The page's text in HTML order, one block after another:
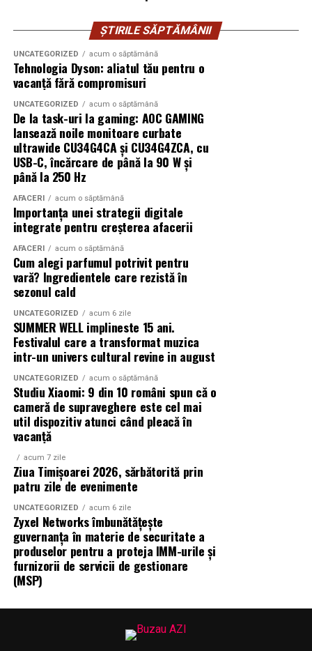
„Rezultatele acestei inițiative arată cât de importantă
este colaborarea dintre autorități, mediul privat și
industria ospitalității în promovarea unei destinații. Prin
astfel de parteneriate, putem construi o imagine
coerentă și atractivă a Banatului și putem aduce
regiunea mai aproape de publicul european”, a mai
adăugat Corina Macri.
Acest proiect face parte din strategia amplă de
promovare europeană a județului Timiș și a regiunii
Banat, dezvoltată printr-un parteneriat solid între
autorități și mediul privat. Prin colaborarea dintre
Consiliul Județean Timiș și mediul de afaceri local,
regiunea își consolidează poziția pe harta europeană și
își întărește conexiunile cu spațiul germanic, unul dintre
cele mai importante centre economice și turistice ale
Europei.
Despre HORETIM
HORETIM este organizația reprezentativă a industriei
susținerea, dezvoltarea și promovarea sectorului HoReCa
la nivel regional și național. Reunește operatori din
domeniul hotelier, al restaurantelor, cafenelelor și
serviciilor turistice, contribuind la consolidarea unui
sector competitiv și la promovarea județului Timiș ca
destinație atractivă pentru turism și investiții. HORETIM
este membră a Federației Patronatelor din Industria
Ospitalității din România (FPIOR) și reprezentantă a
IMM România în Timiș, fiind o organizație matură și
implicată, partener al autorităților locale în promovarea
imaginii Banatului peste hotare.
Despre FPIOR
România (FPIOR) este organizația patronală
ȘTIRILE SĂPTĂMÂNII
UNCATEGORIZED acum o săptămână
Tehnologia Dyson: aliatul tău pentru o
vacanță fără compromisuri
UNCATEGORIZED acum o săptămână
De la task-uri la gaming: AOC GAMING
lansează noile monitoare curbate
ultrawide CU34G4CA și CU34G4ZCA, cu
USB-C, încărcare de până la 90 W și
până la 250 Hz
AFACERI acum o săptămână
Importanța unei strategii digitale
integrate pentru creșterea afacerii
AFACERI acum o săptămână
Cum alegi parfumul potrivit pentru
vară? Ingredientele care rezistă în
sezonul cald
UNCATEGORIZED acum 6 zile
SUMMER WELL implineste 15 ani.
Festivalul care a transformat muzica
intr-un univers cultural revine in august
UNCATEGORIZED acum o săptămână
Studiu Xiaomi: 9 din 10 români spun că o
cameră de supraveghere este cel mai
util dispozitiv atunci când pleacă în
vacanță
acum 7 zile
Ziua Timișoarei 2026, sărbătorită prin
patru zile de evenimente
UNCATEGORIZED acum 6 zile
Zyxel Networks îmbunătățește
guvernanța în materie de securitate a
produselor pentru a proteja IMM-urile și
furnizorii de servicii de gestionare
(MSP)